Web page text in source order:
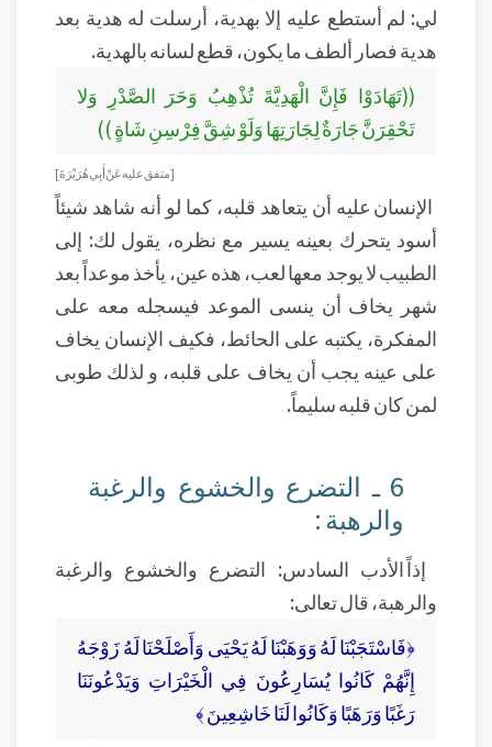
لي: لم أستطع عليه إلا بهدية، أرسلت له هدية بعد
هدية فصار ألطف ما يكون، قطع لسانه بالهدية.
((تَهَادَوْا فَإِنَّ الْهَدِيَّةَ تُذْهِبُ وَحَرَ الصَّدْرِ وَلا
تَحْقِرَنَّ جَارَةٌ لِجَارَتِهَا وَلَوْ شِقَّ فِرْسِنِ شَاةٍ ))
[متفق عليه عَنْ أَبِي هُرَيْرَةَ]
الإنسان عليه أن يتعاهد قلبه، كما لو أنه شاهد شيئاً
أسود يتحرك بعينه يسير مع نظره، يقول لك: إلى
الطبيب لا يوجد معها لعب، هذه عين، يأخذ موعداً بعد
شهر يخاف أن ينسى الموعد فيسجله معه على
المفكرة، يكتبه على الحائط، فكيف الإنسان يخاف
على عينه يجب أن يخاف على قلبه، و لذلك طوبى
لمن كان قلبه سليماً.
6 ـ التضرع والخشوع والرغبة
والرهبة :
إذاً الأدب السادس: التضرع والخشوع والرغبة
والرهبة، قال تعالى:
﴿فَاسْتَجَبْنَا لَهُ وَوَهَبْنَا لَهُ يَحْيَى وَأَصْلَحْنَا لَهُ زَوْجَهُ
إِنَّهُمْ كَانُوا يُسَارِعُونَ فِي الْخَيْرَاتِ وَيَدْعُونَنَا
رَغَبًا وَرَهَبًا وَكَانُوا لَنَا خَاشِعِينَ ﴾